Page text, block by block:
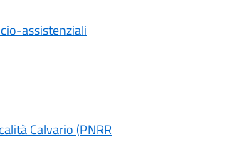
assistenziali
Calvario (PNRR